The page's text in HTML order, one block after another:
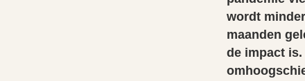
wordt
maanden
de impact